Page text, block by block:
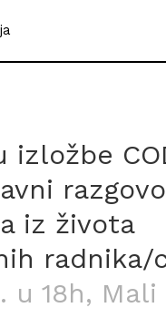
izložbe
iz života
radnika/
u 18h, Mali